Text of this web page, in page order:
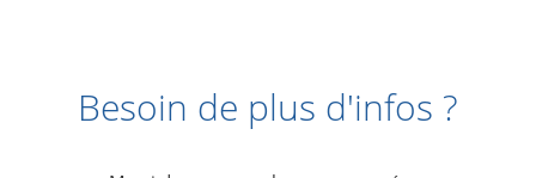
Besoin de plus d'infos ?